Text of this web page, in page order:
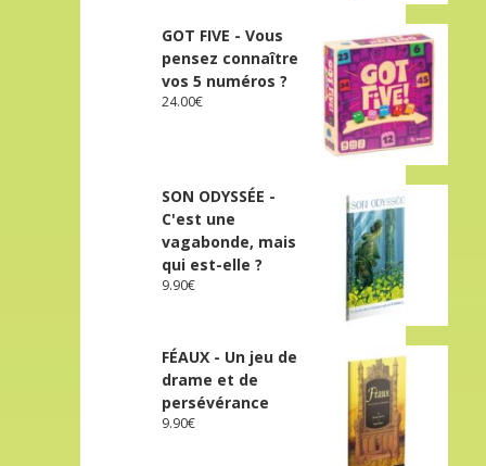
GOT FIVE - Vous
pensez connaître
vos 5 numéros ?
24.00€
SON ODYSSÉE -
C'est une
vagabonde, mais
qui est-elle ?
9.90€
FÉAUX - Un jeu de
drame et de
persévérance
9.90€